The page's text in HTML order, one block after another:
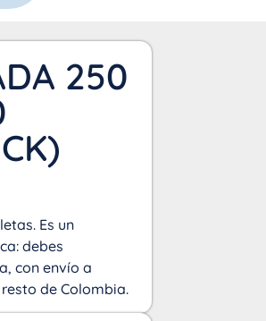
250
Es un
debes
con envío a
de Colombia.